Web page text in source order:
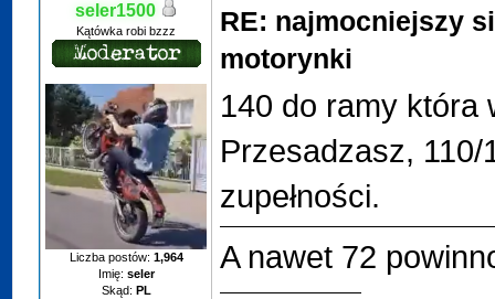
seler1500
Kątówka robi bzzz
Liczba postów: 1,964
Imię: seler
Skąd: PL
RE: najmocniejszy
motorynki
140 do ramy która
Przesadzasz,
zupełności.
A nawet 72